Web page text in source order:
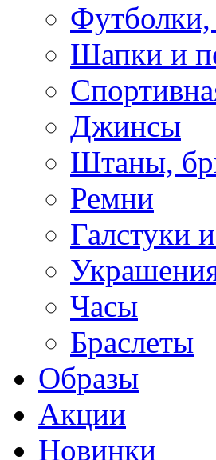
Шапки и
Джинсы
Штаны,
Ремни
Галстуки
Часы
Браслеты
Образы
Акции
Новинки